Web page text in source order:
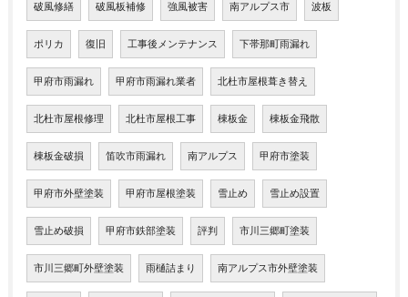
破風修繕 破風板補修 強風被害 南アルプス市 波板
ポリカ 復旧 工事後メンテナンス 下帯那町雨漏れ
甲府市雨漏れ 甲府市雨漏れ業者 北杜市屋根葺き替え
北杜市屋根修理 北杜市屋根工事 棟板金 棟板金飛散
棟板金破損 笛吹市雨漏れ 南アルプス 甲府市塗装
甲府市外壁塗装 甲府市屋根塗装 雪止め 雪止め設置
雪止め破損 甲府市鉄部塗装 評判 市川三郷町塗装
市川三郷町外壁塗装 雨樋詰まり 南アルプス市外壁塗装